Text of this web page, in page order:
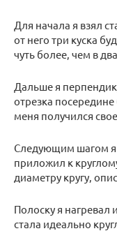
Для начала я взял
от него три куска
чуть более, чем в
Дальше я
отрезка
меня получился
Следующим шагом я
приложил к
диаметру кругу,
Полоску я нагревал
стала идеально